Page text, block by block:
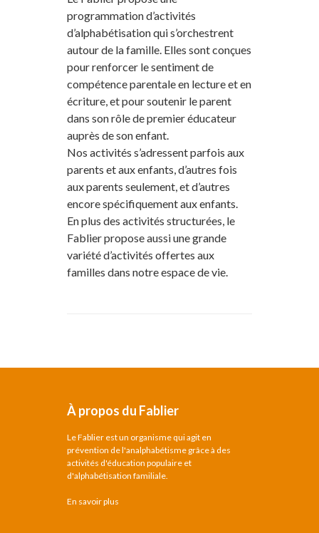
programmation d’activités
d’alphabétisation qui s’orchestrent
autour de la famille. Elles sont conçues
pour renforcer le sentiment de
compétence parentale en lecture et en
écriture, et pour soutenir le parent
dans son rôle de premier éducateur
auprès de son enfant.
Nos activités s’adressent parfois aux
parents et aux enfants, d’autres fois
aux parents seulement, et d’autres
encore spécifiquement aux enfants.
En plus des activités structurées, le
Fablier propose aussi une grande
variété d’activités offertes aux
familles dans notre espace de vie.
À propos du Fablier
Le Fablier est un organisme qui agit en
prévention de l'analphabétisme grâce à des
activités d'éducation populaire et
d'alphabétisation familiale.
En savoir plus